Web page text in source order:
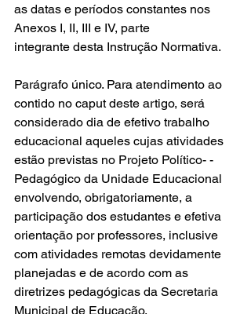
as datas e períodos constantes nos
Anexos I, II, III e IV, parte
integrante desta Instrução Normativa.
Parágrafo único. Para atendimento ao
contido no caput deste artigo, será
considerado dia de efetivo trabalho
educacional aqueles cujas atividades
estão previstas no Projeto Político- -
Pedagógico da Unidade Educacional
envolvendo, obrigatoriamente, a
participação dos estudantes e efetiva
orientação por professores, inclusive
com atividades remotas devidamente
planejadas e de acordo com as
diretrizes pedagógicas da Secretaria
Municipal de Educação.